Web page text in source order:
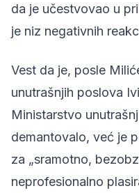
da je učestvovao u
je niz negativnih
Vest da je, posle
unutrašnjih poslova
Ministarstvo
demantovalo, već je
za „sramotno,
neprofesionalno